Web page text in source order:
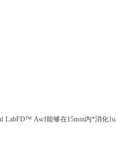
LabFD™ AscI能够在15min内*消化